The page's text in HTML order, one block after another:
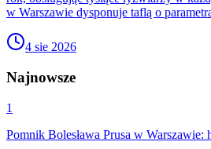
w Warszawie dysponuje taflą o
4 sie 2026
Najnowsze
1
Pomnik Bolesława Prusa w